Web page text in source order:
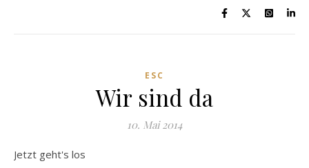
ESC
Wir sind da
10. Mai 2014
Jetzt geht's los